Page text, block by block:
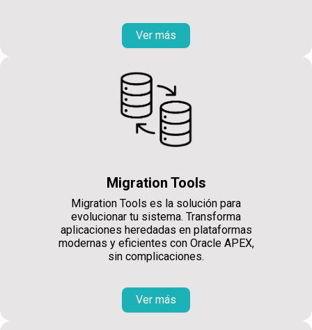
Ver más
Migration Tools
Migration Tools es la solución para
evolucionar tu sistema. Transforma
aplicaciones heredadas en plataformas
modernas y eficientes con Oracle APEX,
sin complicaciones.
Ver más